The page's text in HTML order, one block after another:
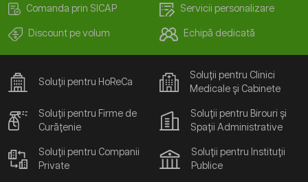
Comanda prin SICAP Servicii personalizare
Discount pe volum Echipă dedicată
Soluții pentru HoReCa
Soluții pentru Clinici
Medicale și Cabinete
Soluții pentru Firme de
Curățenie
Soluții pentru Birouri și
Spații Administrative
Soluții pentru Companii
Private
Soluții pentru Instituții
Publice